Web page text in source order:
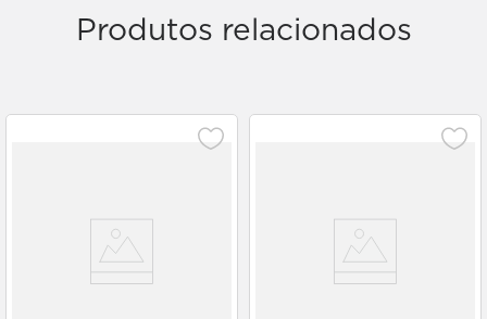
Produtos relacionados